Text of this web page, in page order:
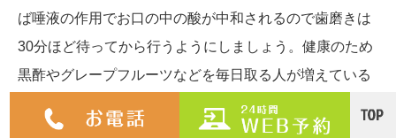
ば唾液の作用でお口の中の酸が中和されるので歯磨きは
30分ほど待ってから行うようにしましょう。健康のため
黒酢やグレープフルーツなどを毎日取る人が増えている
ようです。そうした酸性度の高い飲食物をとってすぐの
歯磨きは歯を痛めてしまう危険があります。酸っぱいも